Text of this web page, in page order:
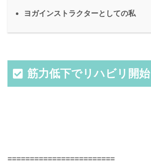
ヨガインストラクターとしての私
筋力低下でリハビリ開始
========================